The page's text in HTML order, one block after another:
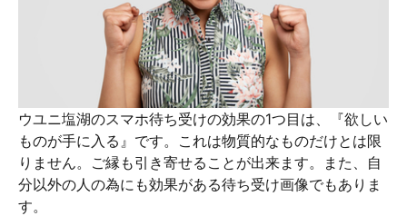
ウユニ塩湖のスマホ待ち受けの効果の1つ目は、『欲しい
ものが手に入る』です。これは物質的なものだけとは限
りません。ご縁も引き寄せることが出来ます。また、自
分以外の人の為にも効果がある待ち受け画像でもありま
す。